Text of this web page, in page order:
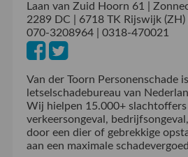
Laan van Zuid Hoorn 61 |
2289 DC | 6718 TK Rijswijk (ZH)
070-3208964 | 0318-470021
Van der Toorn Personenschade
letselschadebureau van
Wij hielpen 15.000+ slachtoffers
verkeersongeval,
door een dier of gebrekkige
aan een maximale